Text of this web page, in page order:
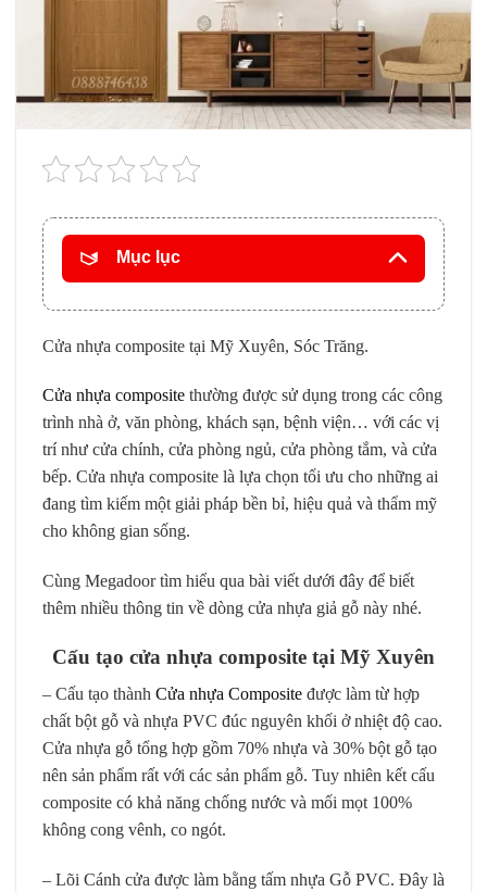
Mục lục
Cửa nhựa composite tại Mỹ Xuyên, Sóc Trăng.
Cửa nhựa composite thường được sử dụng trong các công
trình nhà ở, văn phòng, khách sạn, bệnh viện… với các vị
trí như cửa chính, cửa phòng ngủ, cửa phòng tắm, và cửa
bếp. Cửa nhựa composite là lựa chọn tối ưu cho những ai
đang tìm kiếm một giải pháp bền bỉ, hiệu quả và thẩm mỹ
cho không gian sống.
Cùng Megadoor tìm hiểu qua bài viết dưới đây để biết
thêm nhiều thông tin về dòng cửa nhựa giả gỗ này nhé.
Cấu tạo cửa nhựa composite tại Mỹ Xuyên
– Cấu tạo thành Cửa nhựa Composite được làm từ hợp
chất bột gỗ và nhựa PVC đúc nguyên khối ở nhiệt độ cao.
Cửa nhựa gỗ tổng hợp gồm 70% nhựa và 30% bột gỗ tạo
nên sản phẩm rất với các sản phẩm gỗ. Tuy nhiên kết cấu
composite có khả năng chống nước và mối mọt 100%
không cong vênh, co ngót.
– Lõi Cánh cửa được làm bằng tấm nhựa Gỗ PVC. Đây là